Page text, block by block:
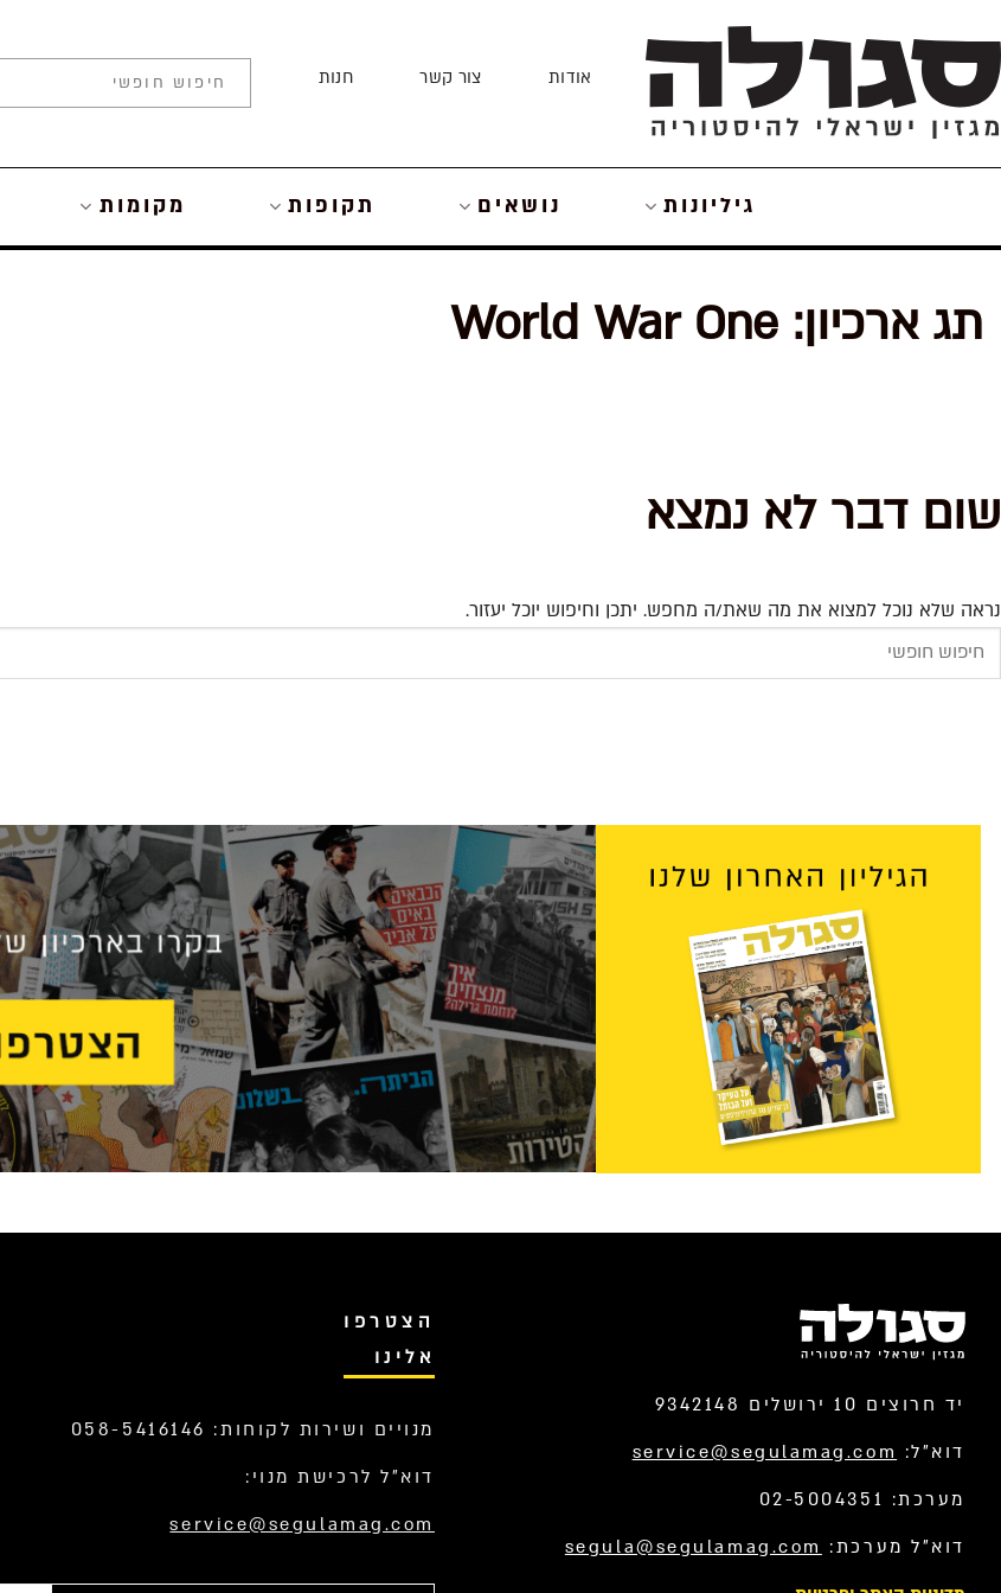
to
content
אודות צור קשר חנות
גיליונות נושאים תקופות מקומות
תג ארכיון: World War One
שום דבר לא נמצא
נראה שלא נוכל למצוא את מה שאת/ה מחפש. יתכן וחיפוש יוכל יעזור.
יד חרוצים 10 ירושלים 9342148
דוא”ל: service@segulamag.com
מערכת: 02-5004351
דוא”ל מערכת: segula@segulamag.com
הצטרפו
אלינו
מנויים ושירות לקוחות: 058-5416146
דוא”ל לרכישת מנוי:
service@segulamag.com